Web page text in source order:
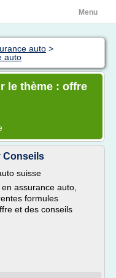
Menu
auto >
auto
le thème : offre
Conseils
suisse
assurance auto,
formules
et des conseils